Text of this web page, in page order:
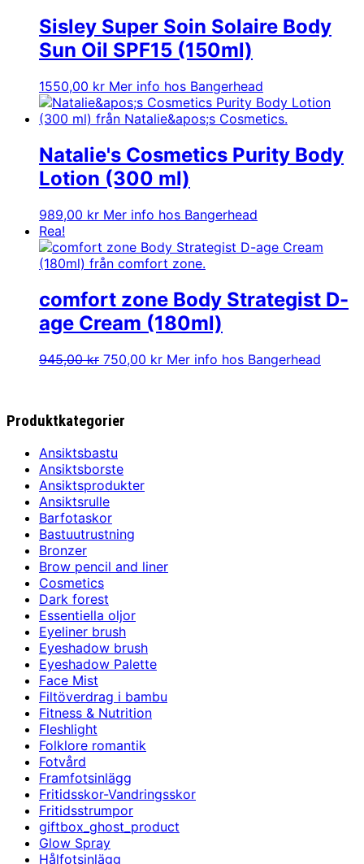
Sisley Super Soin Solaire Body
Sun Oil SPF15 (150ml)
1550,00 kr Mer info hos Bangerhead
Natalie's Cosmetics Purity Body
Lotion (300 ml)
989,00 kr Mer info hos Bangerhead
Rea!
comfort zone Body Strategist D-
age Cream (180ml)
945,00kr Det
945,00 kr.
750,00 krDet
Mer info hos Bangerhead
Produktkategorier
Ansiktsbastu
Ansiktsborste
Ansiktsprodukter
Ansiktsrulle
Barfotaskor
Bastuutrustning
Bronzer
Brow pencil and liner
Cosmetics
Dark forest
Essentiella oljor
Eyeliner brush
Eyeshadow brush
Eyeshadow Palette
Face Mist
Filtöverdrag i bambu
Fitness & Nutrition
Fleshlight
Folklore romantik
Fotvård
Framfotsinlägg
Fritidsskor-Vandringsskor
Fritidsstrumpor
giftbox_ghost_product
Glow Spray
Hålfotsinlägg